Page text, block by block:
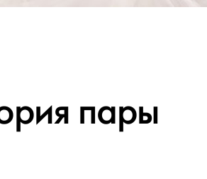
пары